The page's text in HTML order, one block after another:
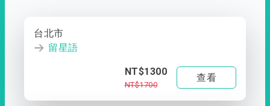
台北市
留星語
NT$1300
NT$1700
查看